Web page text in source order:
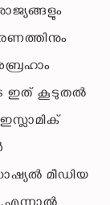
ഇത് കൂടുതൽ
മീഡിയ